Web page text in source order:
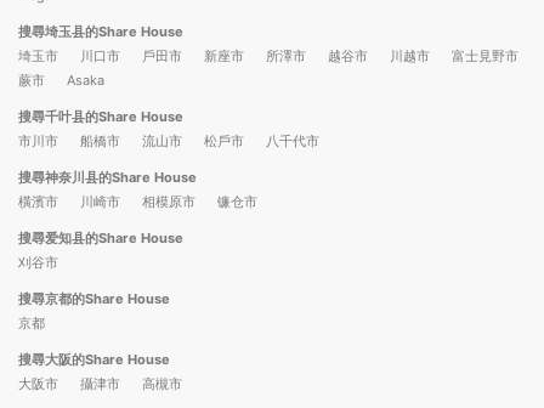
搜尋埼玉县的Share House
埼玉市
川口市 戶田市 新座市 所澤市 越谷市 川越市
富士見野市
蕨市
Asaka
搜尋千叶县的Share House
市川市
船橋市 流山市 松戶市 八千代市
搜尋神奈川县的Share House
橫濱市
川崎市 相模原市 镰仓市
搜尋爱知县的Share House
刈谷市
搜尋京都的Share House
京都
搜尋大阪的Share House
大阪市
攝津市 高槻市